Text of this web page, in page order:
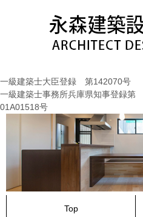
ス
キ
ッ
一級建築士大臣登録 第142070号
一級建築士事務所兵庫県知事登録第
01A01518号
Top